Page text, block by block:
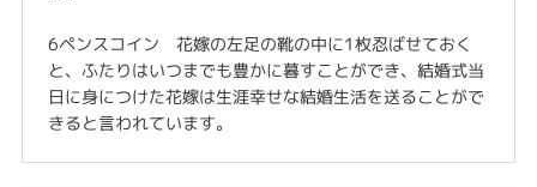
6ペンスコイン 花嫁の左足の靴の中に1枚忍ばせておく
と、ふたりはいつまでも豊かに暮すことができ、結婚式当
日に身につけた花嫁は生涯幸せな結婚生活を送ることがで
きると言われています。